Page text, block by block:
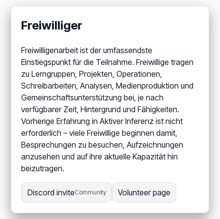
Freiwilliger
Freiwilligenarbeit ist der umfassendste
Einstiegspunkt für die Teilnahme. Freiwillige tragen
zu Lerngruppen, Projekten, Operationen,
Schreibarbeiten, Analysen, Medienproduktion und
Gemeinschaftsunterstützung bei, je nach
verfügbarer Zeit, Hintergrund und Fähigkeiten.
Vorherige Erfahrung in Aktiver Inferenz ist nicht
erforderlich – viele Freiwillige beginnen damit,
Besprechungen zu besuchen, Aufzeichnungen
anzusehen und auf ihre aktuelle Kapazität hin
beizutragen.
Discord inviteCommunity Volunteer page